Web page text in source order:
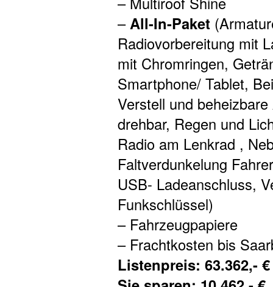
–All-In-Paket
Radiovorbereitung mit
mit Chromringen,
Smartphone/ Tablet,
Verstell und
drehbar, Regen und
Radio am Lenkrad ,
Faltverdunkelung
USB- Ladeanschluss,
Funkschlüssel)
– Fahrzeugpapiere
– Frachtkosten bis
Listenpreis: 63.362,- €